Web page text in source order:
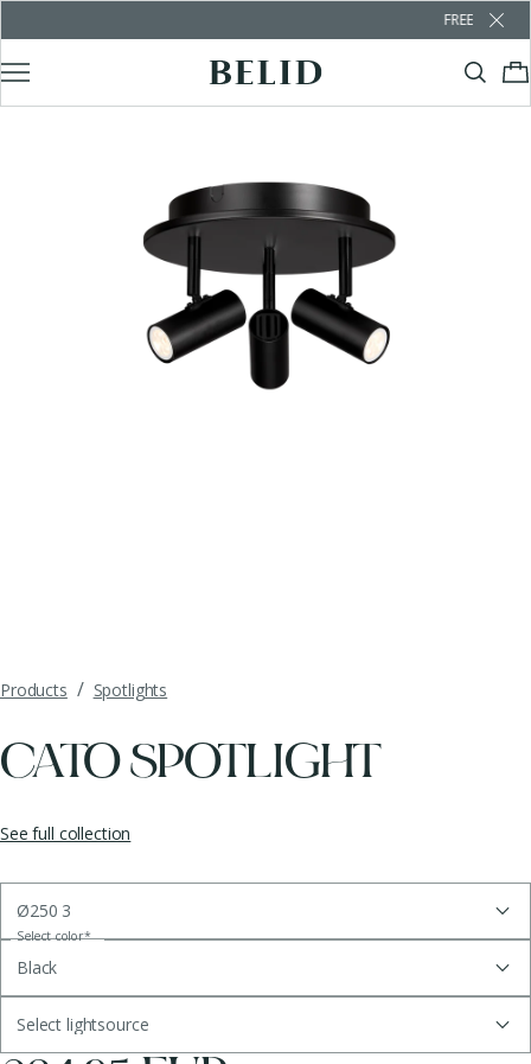
FREE SHIPPING
Products / Spotlights
CATO SPOTLIGHT
See full collection
Ø250 3
Select color*
Black
Select lightsource